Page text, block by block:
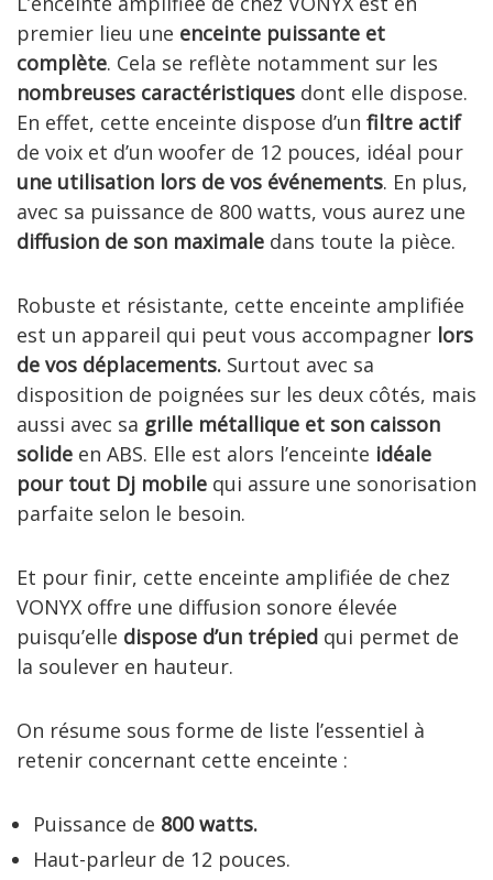
premier lieu une enceinte puissante et
complète. Cela se reflète notamment sur les
nombreuses caractéristiques dont elle dispose.
En effet, cette enceinte dispose d’un filtre actif
de voix et d’un woofer de 12 pouces, idéal pour
une utilisation lors de vos événements. En plus,
avec sa puissance de 800 watts, vous aurez une
diffusion de son maximale dans toute la pièce.
Robuste et résistante, cette enceinte amplifiée
est un appareil qui peut vous accompagner lors
de vos déplacements. Surtout avec sa
disposition de poignées sur les deux côtés, mais
aussi avec sa grille métallique et son caisson
solide en ABS. Elle est alors l’enceinte idéale
pour tout Dj mobile qui assure une sonorisation
parfaite selon le besoin.
Et pour finir, cette enceinte amplifiée de chez
VONYX offre une diffusion sonore élevée
puisqu’elle dispose d’un trépied qui permet de
la soulever en hauteur.
On résume sous forme de liste l’essentiel à
retenir concernant cette enceinte :
Puissance de 800 watts.
Haut-parleur de 12 pouces.